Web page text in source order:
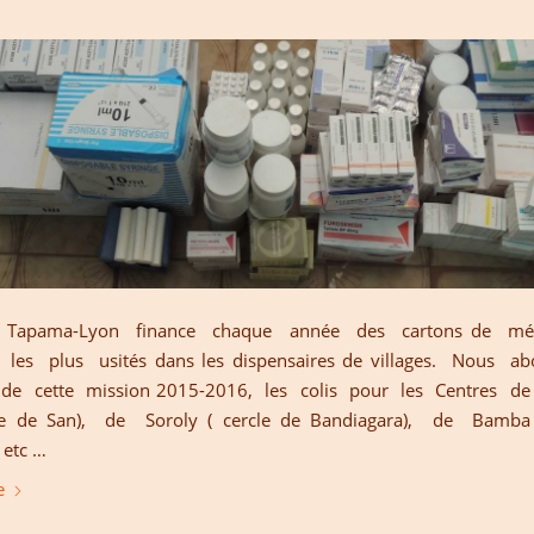
Tapama-Lyon finance chaque année des cartons de
les plus usités dans les dispensaires de villages. Nous
cette mission 2015-2016, les colis pour les Centres
de San), de Soroly ( cercle de Bandiagara), de Bamba
etc …